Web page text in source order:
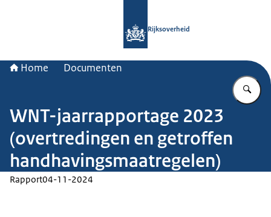
Rijksoverheid
Home Documenten
WNT-jaarrapportage 2023
(overtredingen en getroffen
handhavingsmaatregelen)
Rapport04-11-2024